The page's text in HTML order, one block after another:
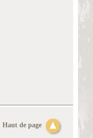
Haut de page